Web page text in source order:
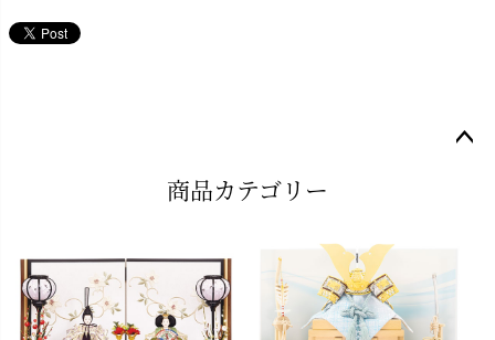
商品カテゴリー